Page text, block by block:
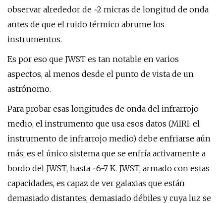
observar alrededor de ~2 micras de longitud de onda
antes de que el ruido térmico abrume los
instrumentos.
Es por eso que JWST es tan notable en varios
aspectos, al menos desde el punto de vista de un
astrónomo.
Para probar esas longitudes de onda del infrarrojo
medio, el instrumento que usa esos datos (MIRI: el
instrumento de infrarrojo medio) debe enfriarse aún
más; es el único sistema que se enfría activamente a
bordo del JWST, hasta ~6-7 K. JWST, armado con estas
capacidades, es capaz de ver galaxias que están
demasiado distantes, demasiado débiles y cuya luz se